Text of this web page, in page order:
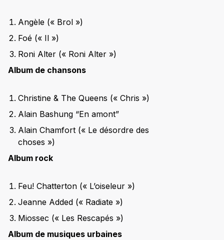
Angèle (« Brol »)
Foé (« Il »)
Roni Alter (« Roni Alter »)
Album de chansons
Christine & The Queens (« Chris »)
Alain Bashung “En amont”
Alain Chamfort (« Le désordre des
choses »)
Album rock
Feu! Chatterton (« L’oiseleur »)
Jeanne Added (« Radiate »)
Miossec (« Les Rescapés »)
Album de musiques urbaines